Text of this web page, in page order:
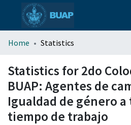
menu.section.about_menu
All of DSpace
Home Statistics
Statistics for 2do
BUAP: Agentes de
Igualdad de género a
tiempo de trabajo